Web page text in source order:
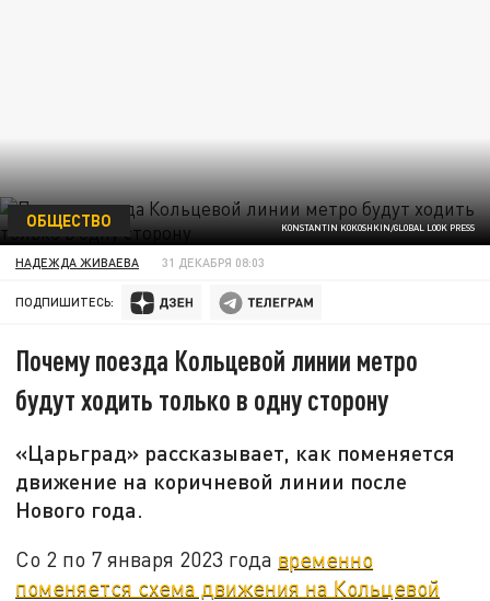
KONSTANTIN KOKOSHKIN/GLOBAL LOOK PRESS
ОБЩЕСТВО
НАДЕЖДА ЖИВАЕВА 31 ДЕКАБРЯ 08:03
ПОДПИШИТЕСЬ:
Почему поезда Кольцевой линии метро
будут ходить только в одну сторону
«Царьград» рассказывает, как поменяется
движение на коричневой линии после
Нового года.
Со 2 по 7 января 2023 года временно
поменяется схема движения на Кольцевой